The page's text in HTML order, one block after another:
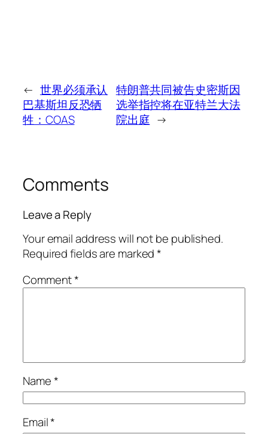
← 世界必须承认
巴基斯坦反恐牺
牲：COAS
特朗普共同被告史密斯因
选举指控将在亚特兰大法
院出庭 →
Comments
Leave a Reply
Your email address will not be published.
Required fields are marked*
Comment*
Name*
Email*